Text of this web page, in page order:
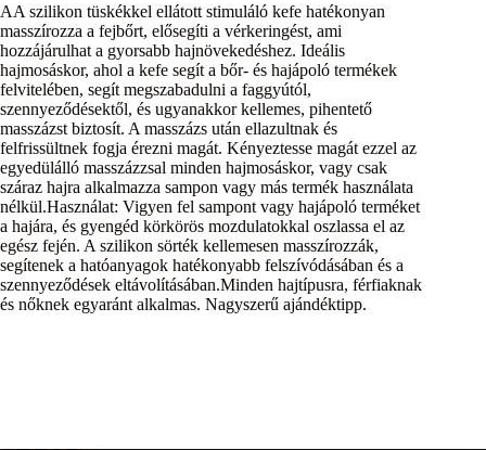
AA szilikon tüskékkel ellátott stimuláló kefe hatékonyan
masszírozza a fejbőrt, elősegíti a vérkeringést, ami
hozzájárulhat a gyorsabb hajnövekedéshez. Ideális
hajmosáskor, ahol a kefe segít a bőr- és hajápoló termékek
felvitelében, segít megszabadulni a faggyútól,
szennyeződésektől, és ugyanakkor kellemes, pihentető
masszázst biztosít. A masszázs után ellazultnak és
felfrissültnek fogja érezni magát. Kényeztesse magát ezzel az
egyedülálló masszázzsal minden hajmosáskor, vagy csak
száraz hajra alkalmazza sampon vagy más termék használata
nélkül.Használat: Vigyen fel sampont vagy hajápoló terméket
a hajára, és gyengéd körkörös mozdulatokkal oszlassa el az
egész fején. A szilikon sörték kellemesen masszírozzák,
segítenek a hatóanyagok hatékonyabb felszívódásában és a
szennyeződések eltávolításában.Minden hajtípusra, férfiaknak
és nőknek egyaránt alkalmas. Nagyszerű ajándéktipp.